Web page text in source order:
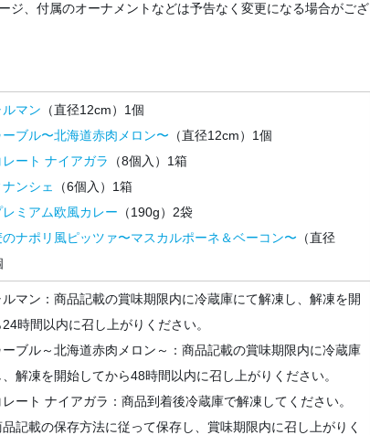
ジ、付属のオーナメントなどは予告なく変更になる場合がござ
ルマン （直径12cm）1個
ーブル〜北海道赤肉メロン〜 （直径12cm）1個
ート ナイアガラ
（8個入）1箱
ンシェ
（6個入）1箱
ミアム欧風カレー （190g）2袋
ナポリ風ピッツァ〜マスカルポーネ＆ベーコン〜 （直径
ルマン：商品記載の賞味期限内に冷蔵庫にて解凍し、解凍を開
時間以内に召し上がりください。
ーブル～北海道赤肉メロン～：商品記載の賞味期限内に冷蔵庫
解凍を開始してから48時間以内に召し上がりください。
ート ナイアガラ：商品到着後冷蔵庫で解凍してください。
記載の保存方法に従って保存し、賞味期限内に召し上がりく